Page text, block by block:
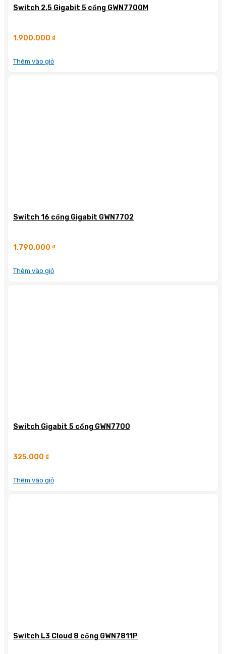
Switch 2.5 Gigabit 5 cổng GWN7700M
1.900.000 ₫
Thêm vào giỏ
Switch 16 cổng Gigabit GWN7702
1.790.000 ₫
Thêm vào giỏ
Switch Gigabit 5 cổng GWN7700
325.000 ₫
Thêm vào giỏ
Switch L3 Cloud 8 cổng GWN7811P